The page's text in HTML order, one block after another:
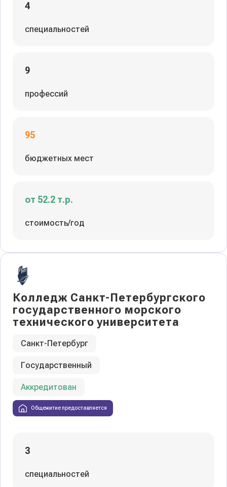
4
специальностей
9
профессий
95
бюджетных мест
от 52.2 т.р.
стоимость/год
Колледж Санкт-Петербургского
государственного морского
технического университета
Санкт-Петербург
Государственный
Аккредитован
Общежитие предоставляется
3
специальностей